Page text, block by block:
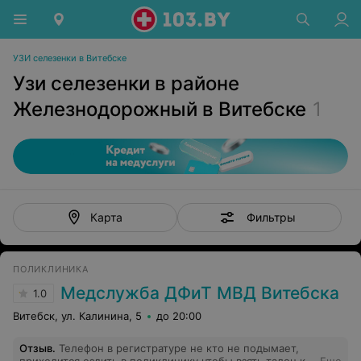
УЗИ селезенки в Витебске
Узи селезенки в районе
Железнодорожный в Витебске 1
Карта Фильтры
ПОЛИКЛИНИКА
1.0 Медслужба ДФиТ МВД Витебска
Витебск, ул. Калинина, 5 до 20:00
Отзыв. Телефон в регистратуре не кто не подымает,